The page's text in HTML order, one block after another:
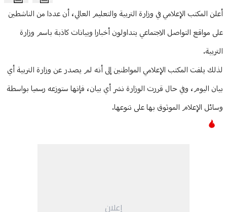
Article Content
أعلن المكتب الإعلامي في وزارة التربية والتعليم العالي، أن عددا من الناشطين
على مواقع التواصل الاجتماعي يتداولون أخبارا وبيانات كاذبة باسم وزارة
التربية.
لذلك يلفت المكتب الإعلامي المواطنين إلى أنه لم يصدر عن وزارة التربية أي
بيان اليوم، وفي حال قررت الوزارة نشر أي بيان، فإنها ستوزعه رسميا بواسطة
وسائل الإعلام الموثوق بها على تنوعها.
إعلان